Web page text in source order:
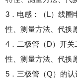
3．电感：（L）线圈
性、测量方法、代换
4．二极管（D）开
性、测量方法、代换
5．三极管（Q）的